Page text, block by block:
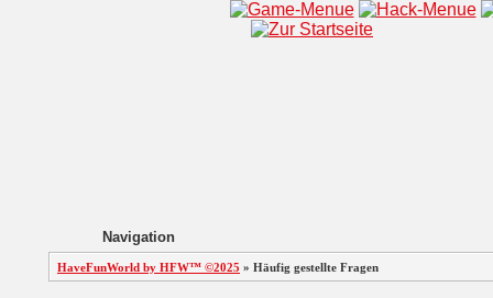
Navigation
HaveFunWorld by HFW™ ©2025 » Häufig gestellte Fragen